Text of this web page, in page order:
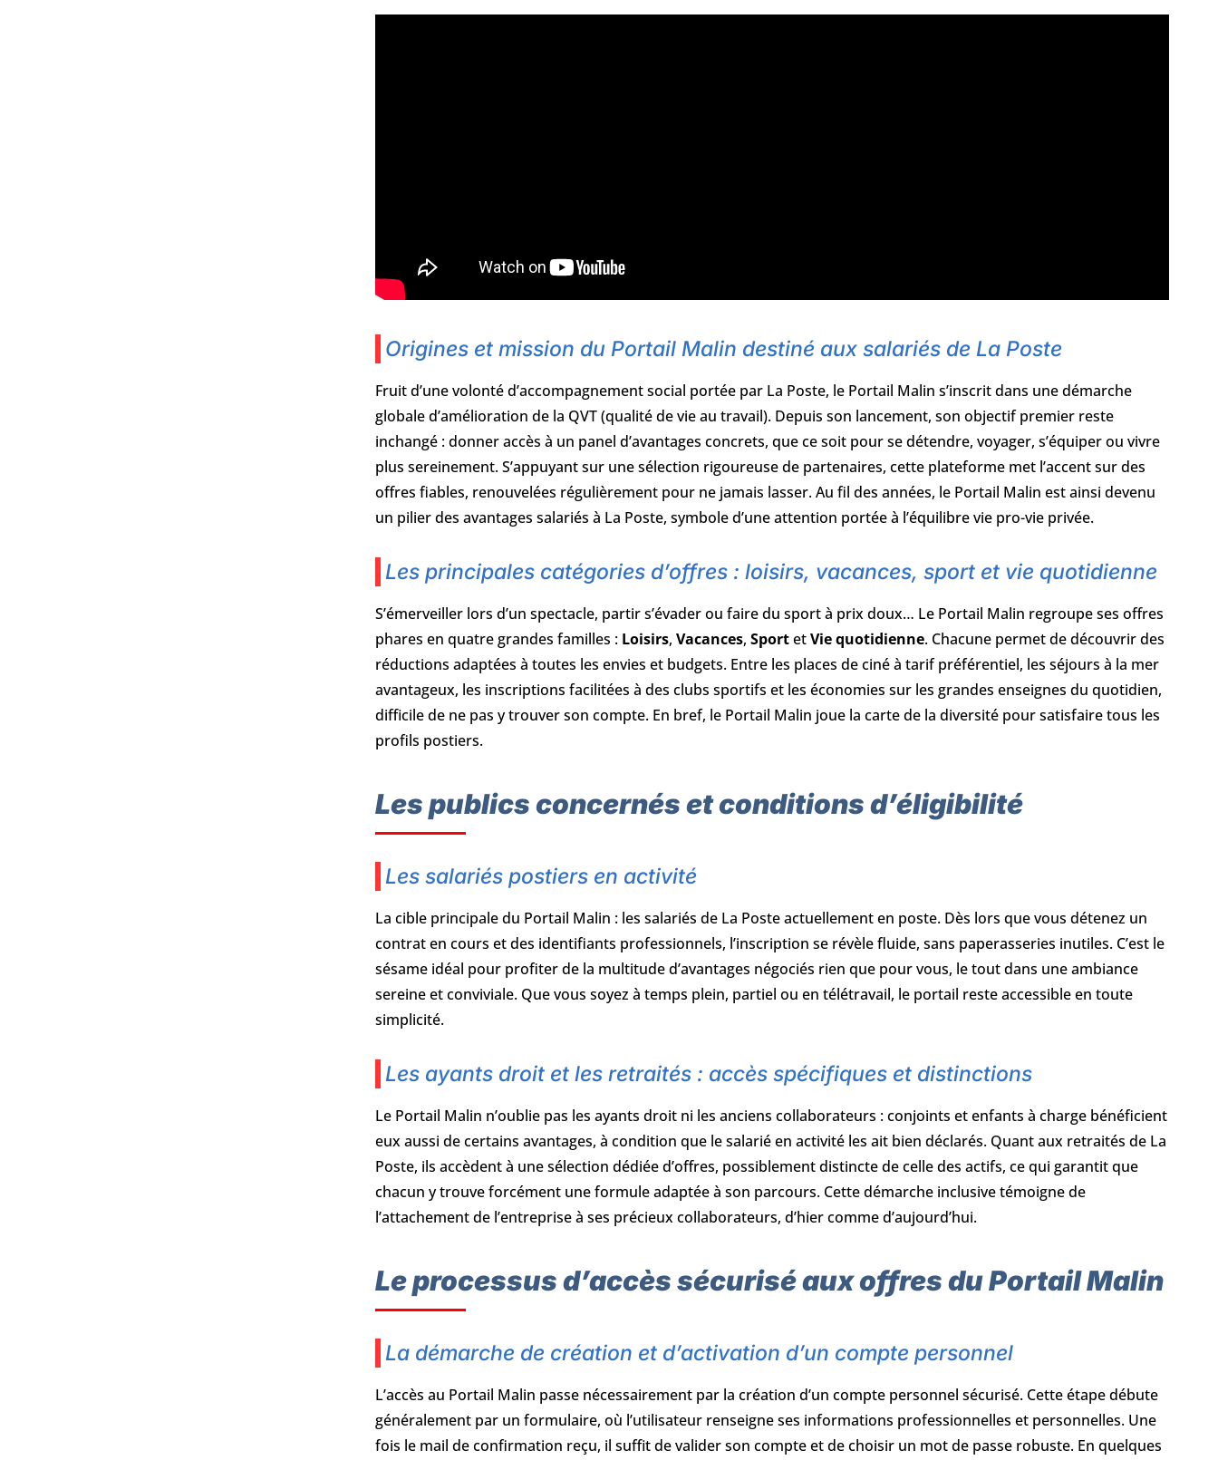
Origines et mission du Portail Malin destiné aux salariés de La Poste
Fruit d’une volonté d’accompagnement social portée par La Poste, le Portail Malin s’inscrit dans une démarche
globale d’amélioration de la QVT (qualité de vie au travail). Depuis son lancement, son objectif premier reste
inchangé : donner accès à un panel d’avantages concrets, que ce soit pour se détendre, voyager, s’équiper ou vivre
plus sereinement. S’appuyant sur une sélection rigoureuse de partenaires, cette plateforme met l’accent sur des
offres fiables, renouvelées régulièrement pour ne jamais lasser. Au fil des années, le Portail Malin est ainsi devenu
un pilier des avantages salariés à La Poste, symbole d’une attention portée à l’équilibre vie pro-vie privée.
Les principales catégories d’offres : loisirs, vacances, sport et vie quotidienne
S’émerveiller lors d’un spectacle, partir s’évader ou faire du sport à prix doux… Le Portail Malin regroupe ses offres
phares en quatre grandes familles : Loisirs, Vacances, SportetVie quotidienne. Chacune permet de découvrir des
réductions adaptées à toutes les envies et budgets. Entre les places de ciné à tarif préférentiel, les séjours à la mer
avantageux, les inscriptions facilitées à des clubs sportifs et les économies sur les grandes enseignes du quotidien,
difficile de ne pas y trouver son compte. En bref, le Portail Malin joue la carte de la diversité pour satisfaire tous les
profils postiers.
Les publics concernés et conditions d’éligibilité
Les salariés postiers en activité
La cible principale du Portail Malin : les salariés de La Poste actuellement en poste. Dès lors que vous détenez un
contrat en cours et des identifiants professionnels, l’inscription se révèle fluide, sans paperasseries inutiles. C’est le
sésame idéal pour profiter de la multitude d’avantages négociés rien que pour vous, le tout dans une ambiance
sereine et conviviale. Que vous soyez à temps plein, partiel ou en télétravail, le portail reste accessible en toute
simplicité.
Les ayants droit et les retraités : accès spécifiques et distinctions
Le Portail Malin n’oublie pas les ayants droit ni les anciens collaborateurs : conjoints et enfants à charge bénéficient
eux aussi de certains avantages, à condition que le salarié en activité les ait bien déclarés. Quant aux retraités de La
Poste, ils accèdent à une sélection dédiée d’offres, possiblement distincte de celle des actifs, ce qui garantit que
chacun y trouve forcément une formule adaptée à son parcours. Cette démarche inclusive témoigne de
l’attachement de l’entreprise à ses précieux collaborateurs, d’hier comme d’aujourd’hui.
Le processus d’accès sécurisé aux offres du Portail Malin
La démarche de création et d’activation d’un compte personnel
L’accès au Portail Malin passe nécessairement par la création d’un compte personnel sécurisé. Cette étape débute
généralement par un formulaire, où l’utilisateur renseigne ses informations professionnelles et personnelles. Une
fois le mail de confirmation reçu, il suffit de valider son compte et de choisir un mot de passe robuste. En quelques